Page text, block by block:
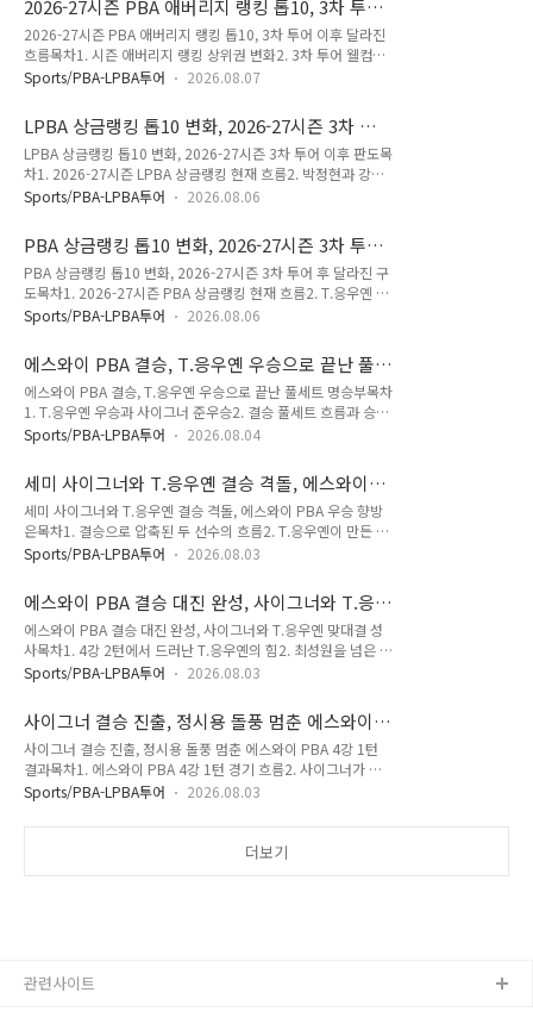
..
랭킹은 단순한 순위표 이상의 의미를 보여주고 있습니다. 애버리
지는 총 득점을 이닝 수로 나눈 평균 득점으로, 한 선수가 얼마나
꾸준히 점수를 쌓았는지를 판단하는 핵심 지표입니다. 상금랭킹
이 결과 중심이라면, LPBA 애버리지 랭킹은 경기 내용과 안정감
다. 김가영은 AVG 1.177, HR 11로 가장 안정적인 경..
2026-27시즌 PBA 애버리지 랭킹 톱10, 3차 투어
이후 달라진 흐름
2026-27시즌 PBA 애버리지 랭킹 톱10, 3차 투어 이후 달라진
흐름목차1. 시즌 애버리지 랭킹 상위권 변화2. 3차 투어 웰컴톱
랭킹이 보여준 폭발력3. 통산 애버리지 랭킹과 현재 흐름 비교4.
킹 상위권 변화2026-27시즌 3차 투어 종료 기준 PBA 애버리지
랭킹에서 가장 눈에 띄는 선수는 강동궁입니다. 500이닝 이상
기준으로 1.899를 기록하며 시즌 1위에 올랐습니다. 애버리지
는 한 이닝당 평균 득점을 뜻하는 지표로, 단순 승패보다 선수의
공격 지속력을 더 정확하게 보여줍니다. 당구를 오래 본 독자라
그 감각이 숫자로 드러나는 것이 바로 AVG입니다. 강동궁..
Sports/PBA-LPBA투어 2026.08.07
LPBA 상금랭킹 톱10 변화, 2026-27시즌 3차 투
어 이후 판도
LPBA 상금랭킹 톱10 변화, 2026-27시즌 3차 투어 이후 판도목
차1. 2026-27시즌 LPBA 상금랭킹 현재 흐름2. 박정현과 강유
진이 만든 3차 투어 변수3. 통산 LPBA 상금랭킹으로 본 장기 강
상금랭킹 현재 흐름2026-27시즌 3차 투어가 끝나면서 LPBA
상금랭킹에도 뚜렷한 변화가 생겼습니다. 시즌 초반 상금랭킹은
아직 경기 수가 많지 않기 때문에 한 번의 우승, 한 번의 결승 진
출만으로도 순위가 크게 움직입니다. 현재 LPBA 프로당구 상금
랭킹 1위는 김가영으로 6,100만 원을 기록하고 있습니다. 2위
이어 김민아 1,695만 원, 강유진 ..
Sports/PBA-LPBA투어 2026.08.06
PBA 상금랭킹 톱10 변화, 2026-27시즌 3차 투어
후 달라진 구도
PBA 상금랭킹 톱10 변화, 2026-27시즌 3차 투어 후 달라진 구
도목차1. 2026-27시즌 PBA 상금랭킹 현재 흐름2. T.응우옌 우
승이 만든 순위 변화3. 통산 상금랭킹으로 보는 기존 강자들4.
PBA 상금랭킹 현재 흐름2026-27시즌 3차 투어가 끝난 뒤 PBA
상금랭킹 톱10 구도에 뚜렷한 변화가 생겼습니다. 시즌 초반 상
금랭킹은 단순한 순위표가 아니라, 누가 먼저 흐름을 잡았는지를
보여주는 지표입니다. 현재 1위는 김영원으로 1억650만 원, 2
위는 조건휘로 1억600만 원입니다. 두 선수 모두 시즌 초반부터
지키고 있습니다. 김영원 당구선수 나이 프로필 -..
Sports/PBA-LPBA투어 2026.08.06
에스와이 PBA 결승, T.응우옌 우승으로 끝난 풀
세트 명승부
에스와이 PBA 결승, T.응우옌 우승으로 끝난 풀세트 명승부목차
1. T.응우옌 우승과 사이그너 준우승2. 결승 풀세트 흐름과 승부
처3. 베트남 신예 응우옌쩐타인타오의 강점4. 이번 우승이 PBA
PBA 결승은 베트남 신예 T.응우옌, 응우옌쩐타인타오의 우승으
로 막을 내렸습니다. 상대는 튀르키예 3쿠션의 거장 세미 사이그
너였습니다. 사이그너는 이미 PBA 챔피언십 2회 우승을 기록한
베테랑이고, T.응우옌은 데뷔 시즌 두 번째 대회 만에 결승에 오
른 선수였습니다. 경험과 패기의 대결에서 마지막에 웃은 선수는
다. 사이그너가 3세트를 먼저 가져가며 우승에 가까워지는 듯했
지만, ..
Sports/PBA-LPBA투어 2026.08.04
세미 사이그너와 T.응우옌 결승 격돌, 에스와이
PBA 우승 향방은
세미 사이그너와 T.응우옌 결승 격돌, 에스와이 PBA 우승 향방
은목차1. 결승으로 압축된 두 선수의 흐름2. T.응우옌이 만든 베
트남 신예 돌풍3. 사이그너가 보여준 챔피언의 안정감4. 결승 승
와이 PBA 챔피언십 결승 대진이 세미 사이그너와 T.응우옌, 응
우옌쩐타인타오의 맞대결로 완성됐습니다. 한 선수는 이미 PBA
챔피언십 우승 경험을 두 차례 쌓은 베테랑이고, 다른 한 선수는
이번 시즌 PBA 무대에서 강렬하게 이름을 알린 베트남 신예입
니다. 당구를 오래 본 팬이라면 이런 대진에서 가장 궁금한 것은
T.응우옌이 만든 베트남 신예 돌풍T.응우옌은 이번 대회에서
128강부터..
Sports/PBA-LPBA투어 2026.08.03
에스와이 PBA 결승 대진 완성, 사이그너와 T.응
우옌 맞대결 성사
에스와이 PBA 결승 대진 완성, 사이그너와 T.응우옌 맞대결 성
사목차1. 4강 2턴에서 드러난 T.응우옌의 힘2. 최성원을 넘은 경
기 흐름과 기록3. 베트남 신예 T.응우옌이 주목받는 이유4. 사이
옌의 힘2026-27 에스와이 PBA 챔피언십에서 또 하나의 강한
인상이 남았습니다. 베트남 당구선수 T.응우옌이 최성원을 세트
스코어 4대1로 꺾고 결승에 진출했습니다. PBA 무대에서 이름
값보다 당일 경기 운영이 얼마나 중요한지 보여준 경기였습니다.
데뷔 시즌 두 번째 대회에서 결승까지 오른 선수라면, 이제 단순
Sports/PBA-LPBA투어 2026.08.03
사이그너 결승 진출, 정시용 돌풍 멈춘 에스와이
PBA 4강 1턴 결과
사이그너 결승 진출, 정시용 돌풍 멈춘 에스와이 PBA 4강 1턴
결과목차1. 에스와이 PBA 4강 1턴 경기 흐름2. 사이그너가 보
여준 베테랑의 경기 운영3. 정시용의 돌풍이 남긴 의미4. 결승
가 정시용을 세트스코어 4대1로 꺾고 결승에 먼저 올랐습니다.
Sports/PBA-LPBA투어 2026.08.03
더보기
관련사이트